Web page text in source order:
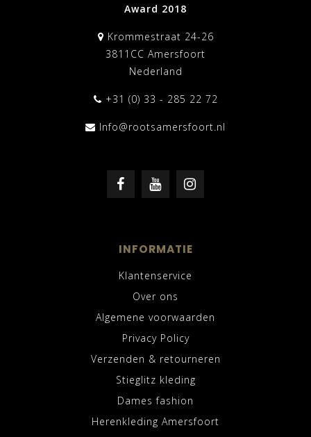
Award 2018
Krommestraat 24-26
3811CC Amersfoort
Nederland
+31 (0) 33 - 285 22 72
Info@rootsamersfoort.nl
INFORMATIE
Klantenservice
Over ons
Algemene voorwaarden
Privacy Policy
Verzenden & retourneren
Stieglitz kleding
Dames fashion
Herenkleding Amersfoort